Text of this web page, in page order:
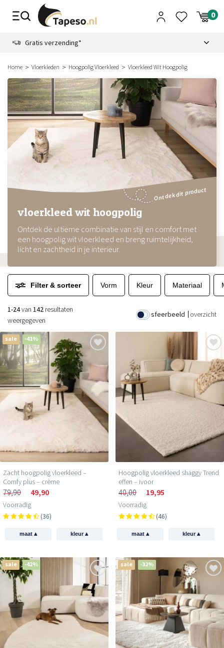
Gratis verzending*
Home Vloerkleden Hoogpolig Vloerkleed Vloerkleed Wit Hoogpolig
vloerkleed wit hoogpolig
Ontdek de ultieme combinatie van stijl en comfort met
een hoogpolig wit vloerkleed en breng ruimtelijkheid,
licht en zachtheid in je interieur.
Ontdek dit product
Filter & sorteer Vorm Kleur Materiaal
sfeerbeeld overzicht
1-24van 142 resultaten
weergegeven
sale -41%
Zacht hoogpolig vloerkleed –
Comfy plus – crème
79,90 49,90
Voorradig
(36)
maat ▴ kleur▴
Hoogpolig vloerkleed shaggy Trend
effen – ivoor
40,00 19,95
Voorradig
(46)
maat ▴ kleur▴
sale -42% sale -32%